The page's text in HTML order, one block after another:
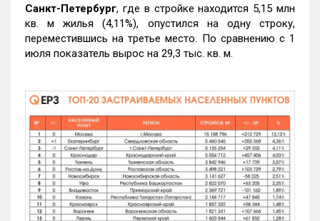
Санкт-Петербург, где в стройке находится 5,15 млн
кв. м жилья (4,11%), опустился на одну строку,
переместившись на третье место. По сравнению с 1
июля показатель вырос на 29,3 тыс. кв. м.